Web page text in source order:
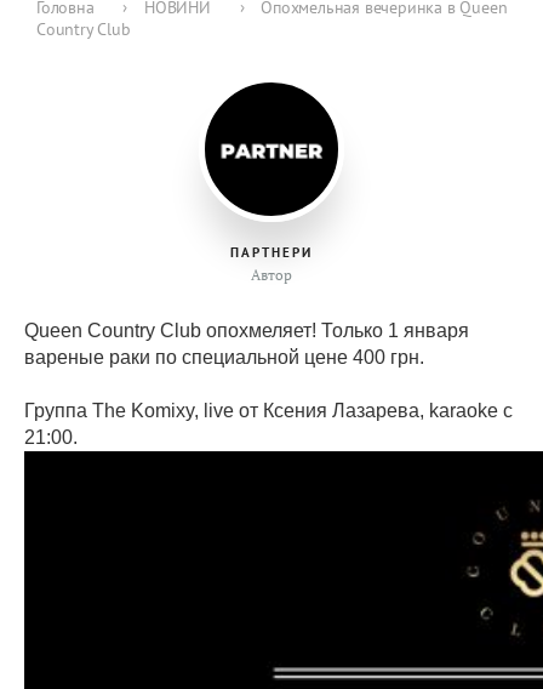
Головна › НОВИНИ ›
Опохмельная вечеринка в Queen
Country Club
ПАРТНЕРИ
Автор
Queen Country Club опохмеляет! Только 1 января
вареные раки по специальной цене 400 грн.
Группа The Komixy, live от Ксения Лазарева, karaoke с
21:00.